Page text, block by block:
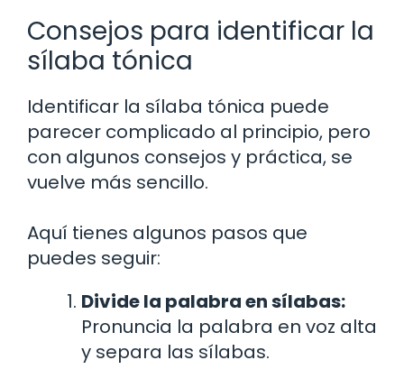
Consejos para identificar la
sílaba tónica
Identificar la sílaba tónica puede
parecer complicado al principio, pero
con algunos consejos y práctica, se
vuelve más sencillo.
Aquí tienes algunos pasos que
puedes seguir:
Divide la palabra en sílabas:
Pronuncia la palabra en voz alta
y separa las sílabas.